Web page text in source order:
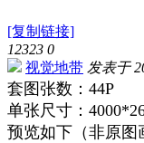
[复制链接]
12323 0
视觉地带 发表于
套图张数：44P
单张尺寸：
预览如下（非原图